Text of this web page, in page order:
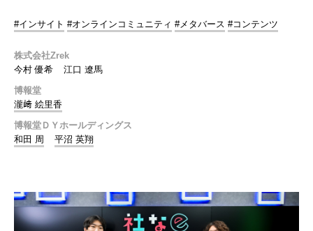
#インサイト #オンラインコミュニティ #メタバース #コンテンツ
株式会社Zrek
今村 優希
江口 遼馬
博報堂
瀧﨑 絵里香
博報堂ＤＹホールディングス
和田 周
平沼 英翔